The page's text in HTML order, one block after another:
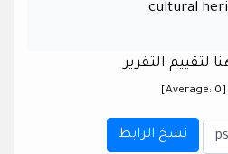
cultural
لتقييم التقرير
[Average:
0
]
نسخ الرابط